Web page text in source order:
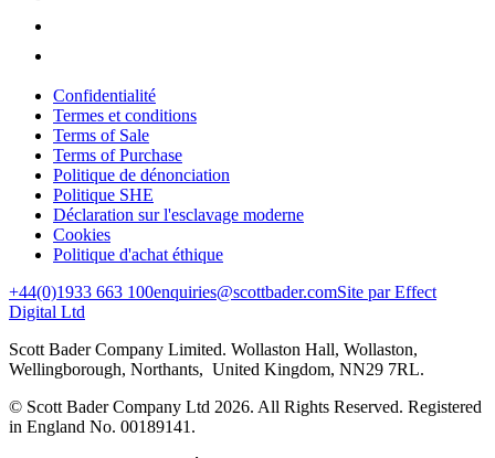
Confidentialité
Termes et conditions
Terms of Sale
Terms of Purchase
Politique de dénonciation
Politique SHE
Déclaration sur l'esclavage moderne
Cookies
Politique d'achat éthique
+44(0)1933 663 100enquiries@scottbader.comSite par Effect
Digital Ltd
Scott Bader Company Limited. Wollaston Hall, Wollaston,
Wellingborough, Northants, United Kingdom, NN29 7RL.
© Scott Bader Company Ltd 2026. All Rights Reserved. Registered
in England No. 00189141.